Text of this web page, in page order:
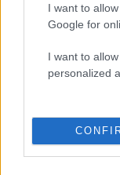
I want to
Google for
I want to
personalized
πιστεύουμε
κατάσταση»,
πρόεδρος, ο
μετανιώσει
Οργανισμό